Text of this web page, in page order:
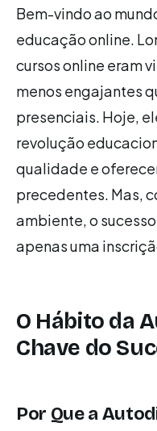
Bem-vindo ao
educação online.
cursos online eram
menos engajantes
presenciais. Hoje,
revolução
qualidade e
precedentes. Mas,
ambiente, o
apenas uma
O Hábito da
Chave do
Por Que a